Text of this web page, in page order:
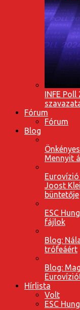
INFE
Fórum
Fórum
Blog
Mennyit
Joost
büntetője
ESC
fájlok
Blog:
trófeáért
Blog:
Hírlista
Volt
ESC